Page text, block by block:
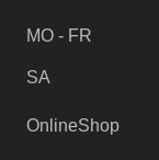
MO - FR
SA
OnlineShop